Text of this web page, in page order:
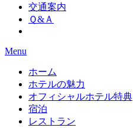
交通案内
Ｑ&Ａ
Menu
ホーム
ホテルの魅力
オフィシャルホテル特典
宿泊
レストラン